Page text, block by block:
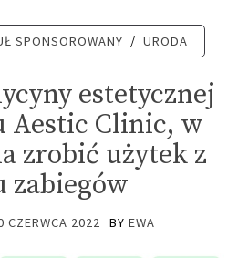
SPONSOROWANY / URODA
estetycznej
Aestic Clinic, w
zrobić użytek z
zabiegów
CZERWCA 2022 BY EWA